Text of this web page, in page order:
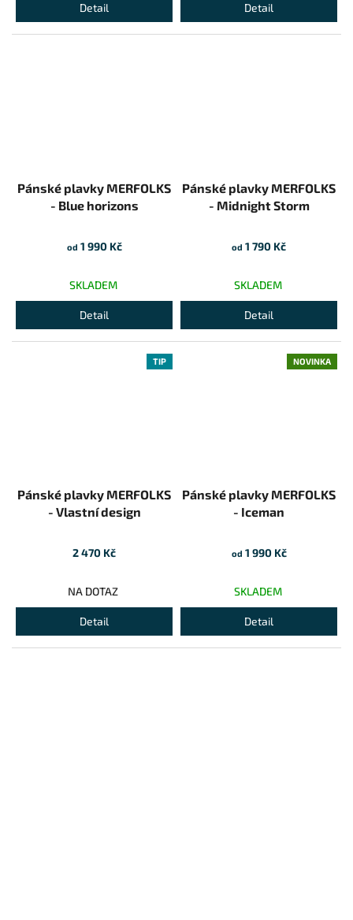
Detail Detail
Pánské plavky MERFOLKS
- Blue horizons
od 1 990 Kč
SKLADEM
Detail
Pánské plavky MERFOLKS
- Midnight Storm
od 1 790 Kč
SKLADEM
Detail
TIP
Pánské plavky MERFOLKS
- Vlastní design
2 470 Kč
NA DOTAZ
Detail
NOVINKA
Pánské plavky MERFOLKS
- Iceman
od 1 990 Kč
SKLADEM
Detail